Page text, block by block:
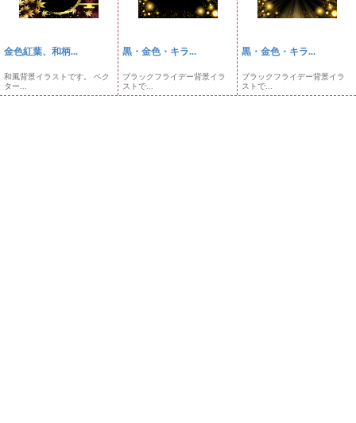
金色紅葉、和柄...
和風背景イラストです。 ベク
ター...
黒・金色・キラ...
ブラックフライデー背景イラ
ストで...
黒・金色・キラ...
ブラックフライデー背景イラ
ストで...